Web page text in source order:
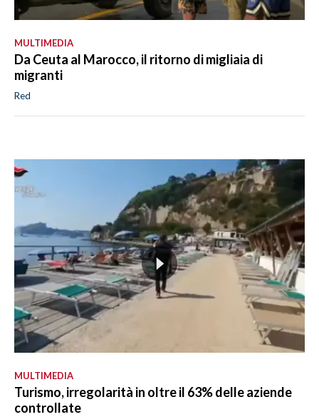
MULTIMEDIA
Da Ceuta al Marocco, il ritorno di migliaia di
migranti
Red
MULTIMEDIA
Turismo, irregolarità in oltre il 63% delle aziende
controllate